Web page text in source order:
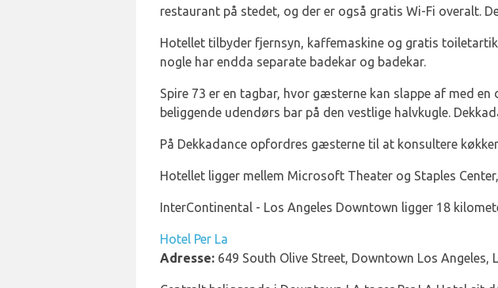
restaurant på stedet, og der er også gratis Wi-Fi overalt.
Hotellet tilbyder fjernsyn, kaffemaskine og gratis
nogle har endda separate badekar og badekar.
Spire 73 er en tagbar, hvor gæsterne kan slappe af med
beliggende udendørs bar på den vestlige halvkugle.
På Dekkadance opfordres gæsterne til at konsultere
Hotellet ligger mellem Microsoft Theater og Staples
InterContinental - Los Angeles Downtown ligger 18
Hotel Per La
Adresse: 649 South Olive Street, Downtown Los Angeles,